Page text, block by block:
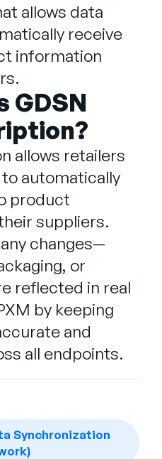
de vendas
ENTRAR
English
Synchronization
allows data
receive
information
GDSN
allows retailers
automatically
product
suppliers.
changes—
or
reflected in real
by keeping
and
all endpoints.